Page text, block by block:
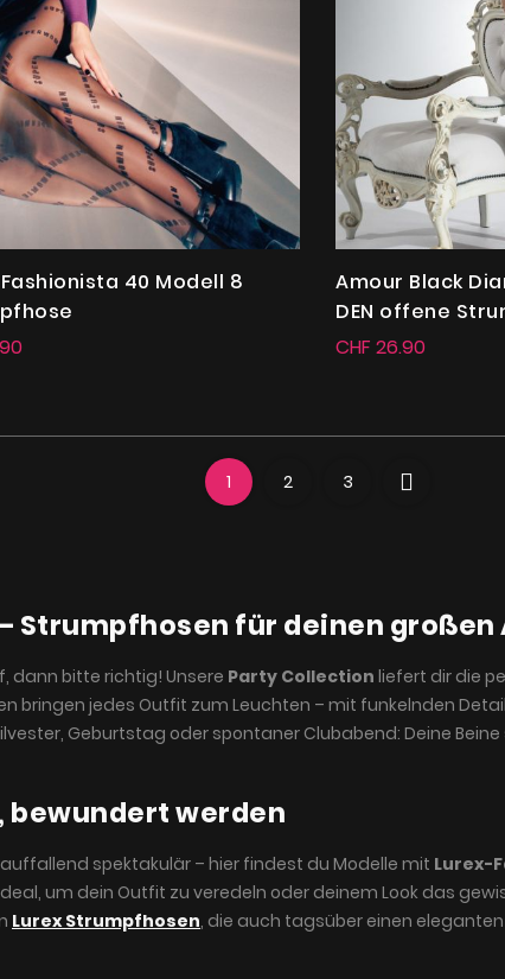
40 Modell 8
Amour Black
DEN offene
CHF 26.90
1 2 3
Strumpfhosen für deinen
dann bitte richtig! Unsere Party Collection liefert dir die
bringen jedes Outfit zum Leuchten – mit funkelnden
Geburtstag oder spontaner Clubabend: Deine
bewundert werden
spektakulär – hier findest du Modelle mit Lurex-
um dein Outfit zu veredeln oder deinem Look das
Lurex Strumpfhosen, die auch tagsüber einen